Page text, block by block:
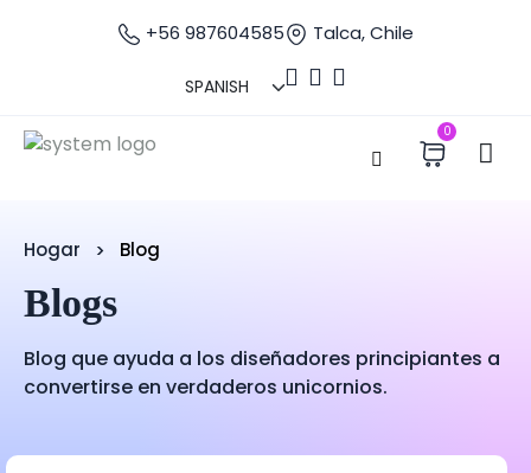
+56 987604585 Talca, Chile
0
Hogar Blog
Blogs
Blog que ayuda a los diseñadores principiantes a
convertirse en verdaderos unicornios.